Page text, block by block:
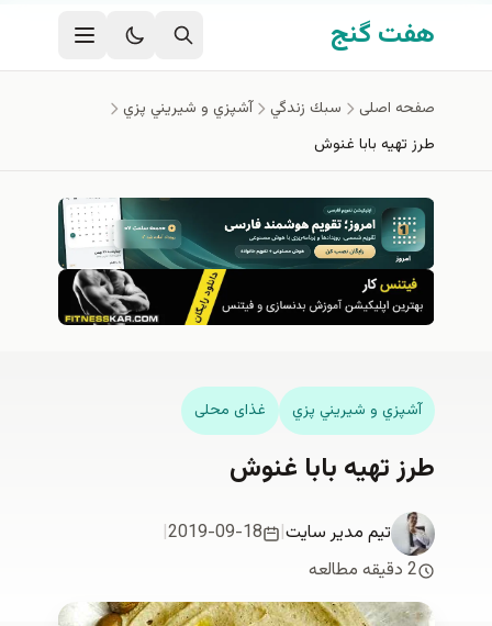
رفتن به محتوای اصلی
هفت گنج
صفحه اصلی سبك زندگي
آشپزي و شيريني پزي
طرز تهیه بابا غنوش
آشپزي و شيريني پزي غذای محلی
طرز تهیه بابا غنوش
تیم مدیر سایت|
2019-09-18
|
2 دقیقه مطالعه